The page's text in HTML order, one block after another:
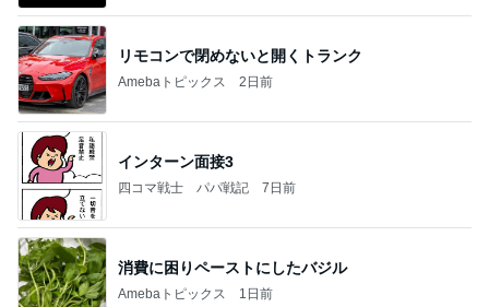
リモコンで閉めないと開くトランク
Amebaトピックス 2日前
インターン面接3
四コマ戦士 パパ戦記 7日前
消費に困りペーストにしたバジル
Amebaトピックス 1日前